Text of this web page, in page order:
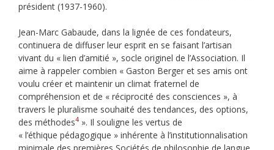
président (1937-1960).
Jean-Marc Gabaude, dans la lignée de ces fondateurs,
continuera de diffuser leur esprit en se faisant l’artisan
vivant du « lien d’amitié », socle originel de l’Association. Il
aime à rappeler combien « Gaston Berger et ses amis ont
voulu créer et maintenir un climat fraternel de
compréhension et de « réciprocité des consciences », à
travers le pluralisme souhaité des tendances, des options,
des méthodes4 ». Il souligne les vertus de
« l’éthique pédagogique » inhérente à l’institutionnalisation